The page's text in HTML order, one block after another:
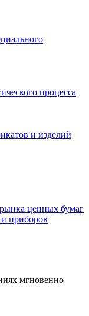
процесса
и изделий
ценных бумаг
приборов
мгновенно